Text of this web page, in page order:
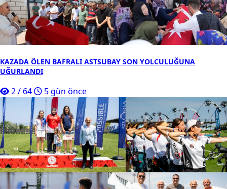
KAZADA ÖLEN BAFRALI ASTSUBAY SON YOLCULUĞUNA
UĞURLANDI
2/ 64 5 gün önce